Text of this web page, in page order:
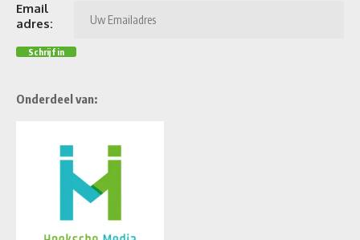
Email
adres:
Onderdeel van: